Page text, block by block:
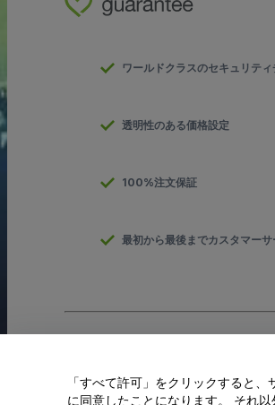
ワールドクラスのセキュリティ
透明性のある価格設定
100%注文保証
最初から最後までカスタマーサ
私の個人情報を共有しない/あなたのプラ
「すべて許可」をクリックすると
に同意したことになります。 それ